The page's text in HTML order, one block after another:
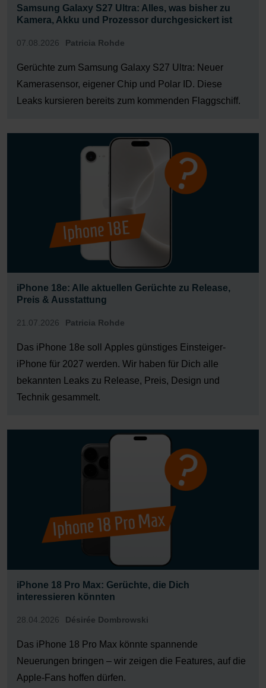
Samsung Galaxy S27 Ultra: Alles, was bisher zu
Kamera, Akku und Prozessor durchgesickert ist
07.08.2026 Patricia Rohde
Gerüchte zum Samsung Galaxy S27 Ultra: Neuer
Kamerasensor, eigener Chip und Polar ID. Diese
Leaks kursieren bereits zum kommenden Flaggschiff.
iPhone 18e: Alle aktuellen Gerüchte zu Release,
Preis & Ausstattung
21.07.2026 Patricia Rohde
Das iPhone 18e soll Apples günstiges Einsteiger-
iPhone für 2027 werden. Wir haben für Dich alle
bekannten Leaks zu Release, Preis, Design und
Technik gesammelt.
iPhone 18 Pro Max: Gerüchte, die Dich
interessieren könnten
28.04.2026 Désirée Dombrowski
Das iPhone 18 Pro Max könnte spannende
Neuerungen bringen – wir zeigen die Features, auf die
Apple-Fans hoffen dürfen.